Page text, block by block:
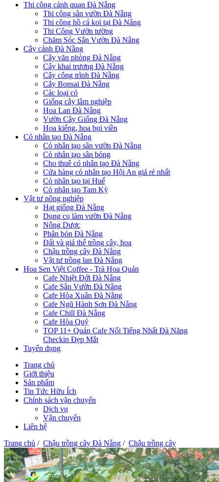
Thi công cảnh quan Đà Nẵng
Thi công sân vườn Đà Nẵng
Thi công hồ cá koi tại Đà Nẵng
Thi Công Vườn tường
Chăm Sóc Sân Vườn Đà Nẵng
Cây cảnh Đà Nẵng
Cây văn phòng Đà Nẵng
Cây khai trương Đà Nẵng
Cây công trình Đà Nẵng
Cây Bonsai Đà Nẵng
Các loại cỏ
Giống cây lâm nghiệp
Hoa Lan Đà Nẵng
Vườn Cây Giống Đà Nẵng
Hoa kiểng, hoa bụi viền
Cỏ nhân tạo Đà Nẵng
Cỏ nhân tạo sân vườn Đà Nẵng
Cỏ nhân tạo sân bóng
Cho thuê cỏ nhân tạo Đà Nẵng
Cửa hàng cỏ nhân tạo Hội An giá rẻ nhất
Cỏ nhân tạo tại Huế
Cỏ nhân tạo Tam Kỳ
Vật tư nông nghiệp
Hạt giống Đà Nẵng
Dụng cụ làm vườn Đà Nẵng
Nông Dược
Phân bón Đà Nẵng
Đất và giá thể trồng cây, hoa
Chậu trồng cây Đà Nẵng
Vật tư trồng lan Đà Nẵng
Hoa Sen Việt Coffee - Trà Hoa Quán
Cafe Nhiệt Đới Đà Nẵng
Cafe Sân Vườn Đà Nẵng
Cafe Hòa Xuân Đà Nẵng
Cafe Ngũ Hành Sơn Đà Nẵng
Cafe Chill Đà Nẵng
Cafe Hòa Quý
TOP 11+ Quán Cafe Nổi Tiếng Nhất Đà Năng
Checkin Đẹp Mắt
Tuyển dụng
Trang chủ
Giới thiệu
Sản phẩm
Tin Tức Hữu Ích
Chính sách vận chuyển
Dịch vụ
Vận chuyển
Liên hệ
Trang chủ / Chậu trồng cây Đà Nẵng / Chậu trồng cây